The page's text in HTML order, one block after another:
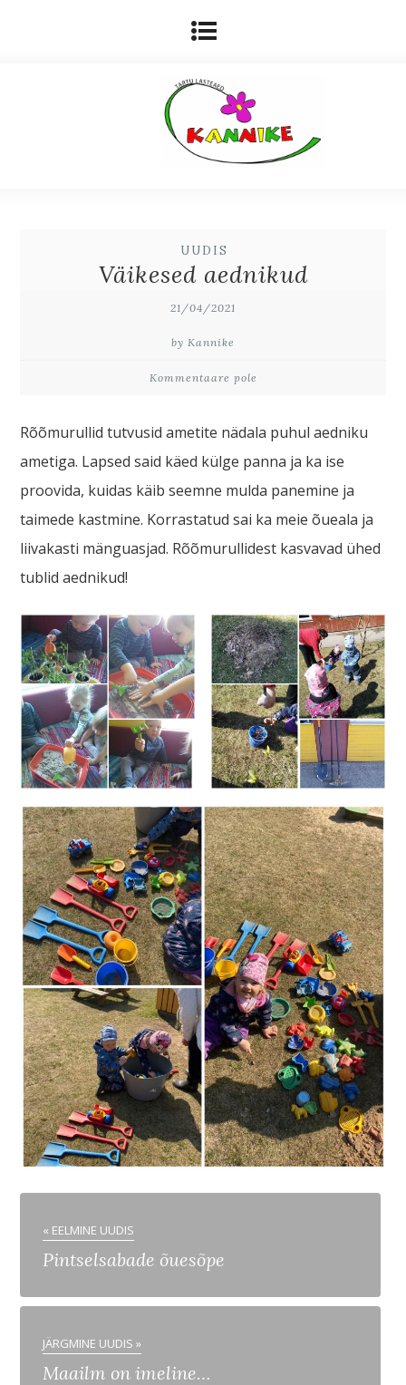
UUDIS
Väikesed aednikud
21/04/2021
by Kannike
Kommentaare pole
Rõõmurullid tutvusid ametite nädala puhul aedniku
ametiga. Lapsed said käed külge panna ja ka ise
proovida, kuidas käib seemne mulda panemine ja
taimede kastmine. Korrastatud sai ka meie õueala ja
liivakasti mänguasjad. Rõõmurullidest kasvavad ühed
tublid aednikud!
« EELMINE UUDIS
Pintselsabade õuesõpe
JÄRGMINE UUDIS »
Maailm on imeline…